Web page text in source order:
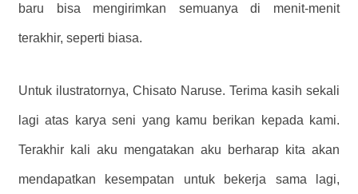
baru bisa mengirimkan semuanya di menit-menit
terakhir, seperti biasa.
Untuk ilustratornya, Chisato Naruse. Terima kasih sekali
lagi atas karya seni yang kamu berikan kepada kami.
Terakhir kali aku mengatakan aku berharap kita akan
mendapatkan kesempatan untuk bekerja sama lagi,